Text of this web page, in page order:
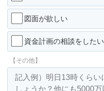
図面が欲しい
資金計画の相談をしたい
【その他】